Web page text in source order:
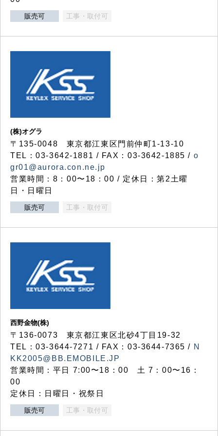
販売可 工事・取付可
(株)オグラ
〒135-0048 東京都江東区門前仲町1-13-10
TEL：03-3642-1881 / FAX：03-3642-1885 / o
gr01@aurora.con.ne.jp
営業時間：8：00〜18：00 / 定休日：第2土曜
日・日曜日
販売可 工事・取付可
西野金物(株)
〒136-0073 東京都江東区北砂4丁目19-32
TEL：03‐3644‐7271 / FAX：03-3644-7365 / N
KK2005@BB.EMOBILE.JP
営業時間：平日 7:00〜18：00 土 7：00〜16：
00
定休日：日曜日・祝祭日
販売可 工事・取付可